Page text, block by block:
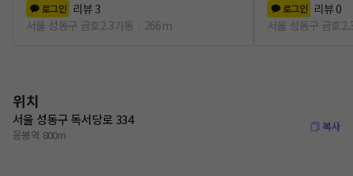
로그인 리뷰 3
서울 성동구 금호2.3가동
266m
로그인 리뷰 0
서울 성동구 금호
위치
서울 성동구 독서당로 334
응봉역 800m
복사